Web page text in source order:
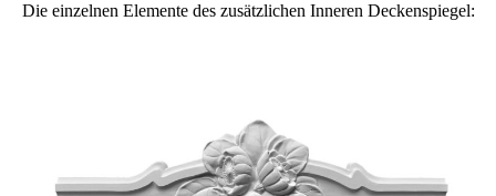
Die einzelnen Elemente des zusätzlichen Inneren Deckenspiegel: